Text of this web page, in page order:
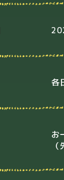
各
お